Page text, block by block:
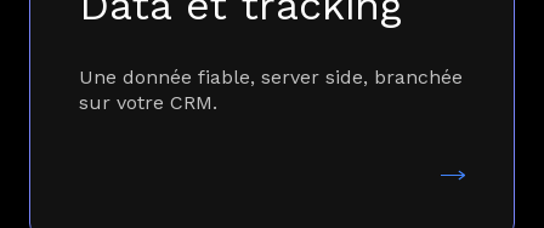
Une donnée fiable, server side, branchée
sur votre CRM.